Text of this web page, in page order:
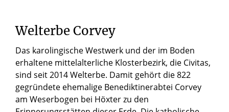
Welterbe Corvey
Das karolingische Westwerk und der im Boden
erhaltene mittelalterliche Klosterbezirk, die Civitas,
sind seit 2014 Welterbe. Damit gehört die 822
gegründete ehemalige Benediktinerabtei Corvey
am Weserbogen bei Höxter zu den